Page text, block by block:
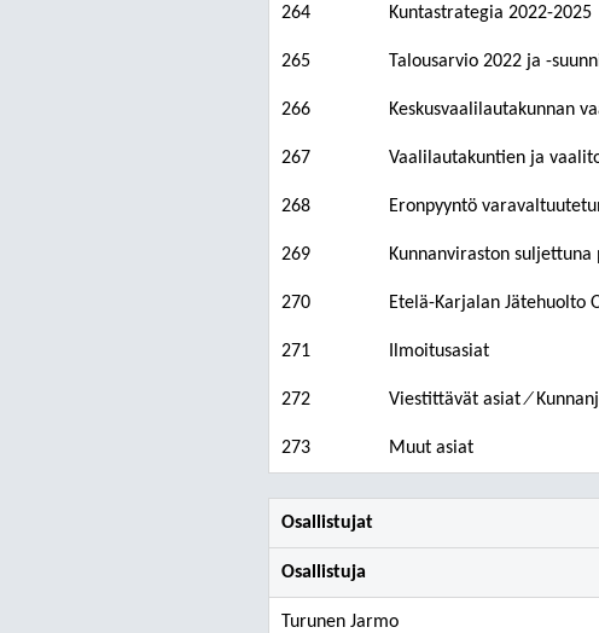
264 Kuntastrategia 2022-2025
265 Talousarvio 2022 ja -
266 Keskusvaalilautakunnan
267 Vaalilautakuntien ja
268 Eronpyyntö
269 Kunnanviraston
270 Etelä-Karjalan Jätehuolto
271 Ilmoitusasiat
272 Viestittävät asiat ⁄
273 Muut asiat
Osallistujat
Osallistuja
Turunen Jarmo